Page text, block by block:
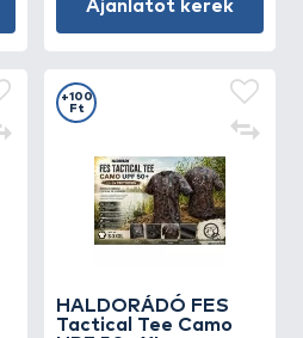
Ajánlatot kérek
HALDORÁDÓ FES
Tactical Tee Camo
+100
Ft